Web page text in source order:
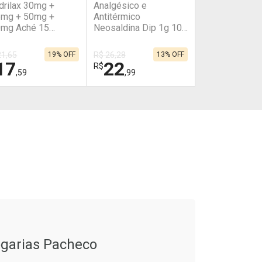
Desconto
cada
Desconto
cada
30mg +
+ 50mg +
Aché 15
,59
19% OFF
Analgésico e
Antitérmico
Neosaldina Dip 1g 10
R$ 26,28
R$22,99
13% OFF
Pacheco